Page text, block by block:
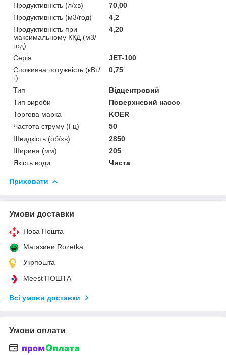
Продуктивність (л/хв)
70,00
Продуктивність (м3/год)
4,2
Продуктивність при
максимальному ККД (м3/
год)
4,20
Серія
JET-100
Споживна потужність (кВт/
г)
0,75
Тип
Відцентровий
Тип вироби
Поверхневий насос
Торгова марка
KOER
Частота струму (Гц)
50
Швидкість (об/хв)
2850
Ширина (мм)
205
Якість води
Чиста
Приховати
Умови доставки
Нова Пошта
Магазини Rozetka
Укрпошта
Meest ПОШТА
Всі умови доставки
Умови оплати